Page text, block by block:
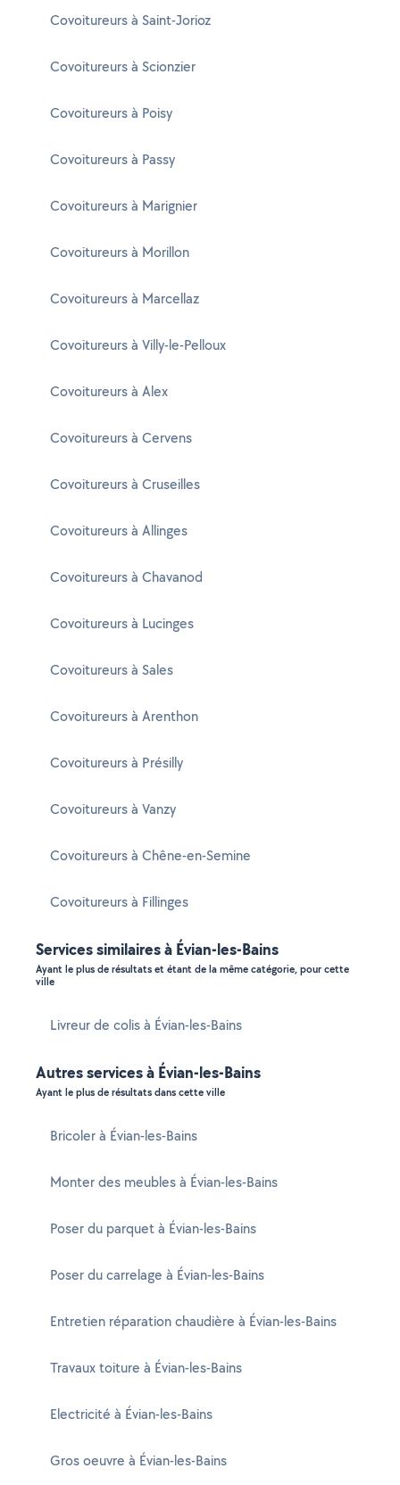
Covoitureurs à Saint-Jorioz
Covoitureurs à Scionzier
Covoitureurs à Poisy
Covoitureurs à Passy
Covoitureurs à Marignier
Covoitureurs à Morillon
Covoitureurs à Marcellaz
Covoitureurs à Villy-le-Pelloux
Covoitureurs à Alex
Covoitureurs à Cervens
Covoitureurs à Cruseilles
Covoitureurs à Allinges
Covoitureurs à Chavanod
Covoitureurs à Lucinges
Covoitureurs à Sales
Covoitureurs à Arenthon
Covoitureurs à Présilly
Covoitureurs à Vanzy
Covoitureurs à Chêne-en-Semine
Covoitureurs à Fillinges
Services similaires à Évian-les-Bains
Ayant le plus de résultats et étant de la même catégorie, pour cette
ville
Livreur de colis à Évian-les-Bains
Autres services à Évian-les-Bains
Ayant le plus de résultats dans cette ville
Bricoler à Évian-les-Bains
Monter des meubles à Évian-les-Bains
Poser du parquet à Évian-les-Bains
Poser du carrelage à Évian-les-Bains
Entretien réparation chaudière à Évian-les-Bains
Travaux toiture à Évian-les-Bains
Electricité à Évian-les-Bains
Gros oeuvre à Évian-les-Bains